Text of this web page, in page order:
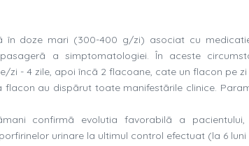
în doze mari (300-400 g/zi) asociat cu
a simptomatologiei. În aceste
- 4 zile, apoi încã 2 flacoane, cate un flacon pe
au dispãrut toate manifestãrile clinice.
confirmã evolutia favorabilã a
urinare la ultimul control efectuat (la 6 luni